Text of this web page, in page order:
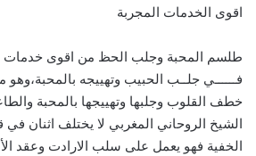
اقوى الخدمات المجربة
طلسم المحبة وجلب الحظ من اقوى خدمات
فــــــي جلــب الحبيب وتهييجه
خطف القلوب وجلبها وتهييجها بالمحبة
الشيخ الروحاني المغربي لا يختلف اثنان في
الخفية فهو يعمل على سلب الارادت وعقد